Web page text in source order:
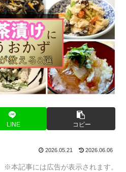
LINE コピー
2026.05.21 2026.06.06
※本記事には広告が表示されます。